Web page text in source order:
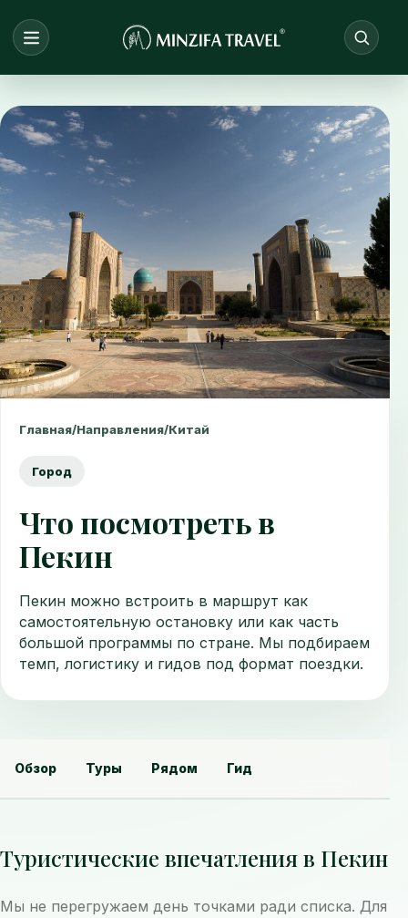
Главная/Направления/Китай
Город
Что посмотреть в
Пекин
Пекин можно встроить в маршрут как
самостоятельную остановку или как часть
большой программы по стране. Мы подбираем
темп, логистику и гидов под формат поездки.
Обзор Туры Рядом Гид
Туристические впечатления в Пекин
Мы не перегружаем день точками ради списка. Для